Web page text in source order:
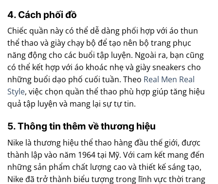
4. Cách phối đồ
Chiếc quần này có thể dễ dàng phối hợp với áo thun
thể thao và giày chạy bộ để tạo nên bộ trang phục
năng động cho các buổi tập luyện. Ngoài ra, bạn cũng
có thể kết hợp với áo khoác nhẹ và giày sneakers cho
những buổi dạo phố cuối tuần. Theo Real Men Real
Style, việc chọn quần thể thao phù hợp giúp tăng hiệu
quả tập luyện và mang lại sự tự tin.
5. Thông tin thêm về thương hiệu
Nike là thương hiệu thể thao hàng đầu thế giới, được
thành lập vào năm 1964 tại Mỹ. Với cam kết mang đến
những sản phẩm chất lượng cao và thiết kế sáng tạo,
Nike đã trở thành biểu tượng trong lĩnh vực thời trang